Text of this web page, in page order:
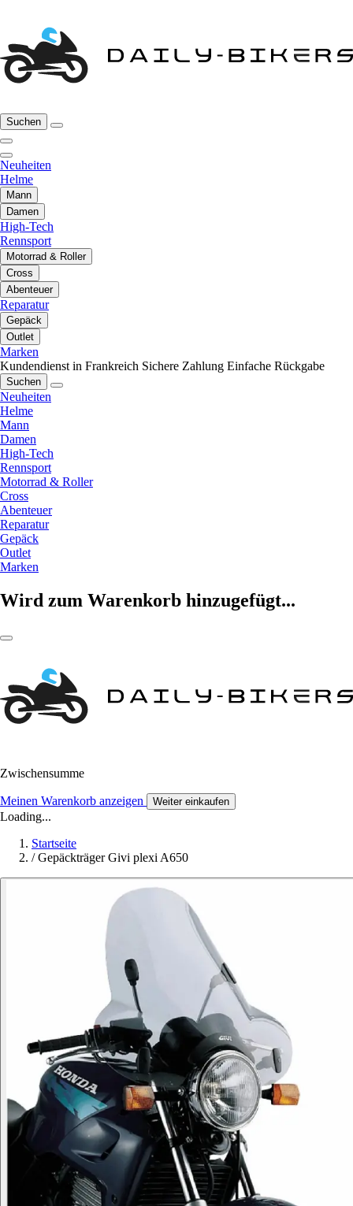
Suchen
Neuheiten
Helme
Mann
Damen
High-Tech
Rennsport
Motorrad & Roller
Cross
Abenteuer
Reparatur
Gepäck
Outlet
Marken
Kundendienst in Frankreich Sichere Zahlung Einfache Rückgabe
Suchen
Neuheiten
Helme
Mann
Damen
High-Tech
Rennsport
Motorrad & Roller
Cross
Abenteuer
Reparatur
Gepäck
Outlet
Marken
Wird zum Warenkorb hinzugefügt...
Zwischensumme
Meinen Warenkorb anzeigen Weiter einkaufen
Loading...
Startseite
/ Gepäckträger Givi plexi A650